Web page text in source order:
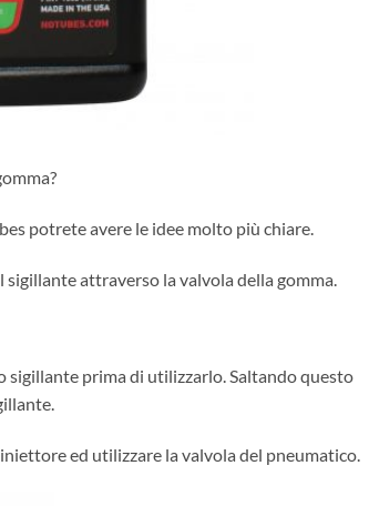
potrete avere le idee molto più chiare.
attraverso la valvola della gomma.
sigillante prima di utilizzarlo. Saltando questo
ed utilizzare la valvola del pneumatico.